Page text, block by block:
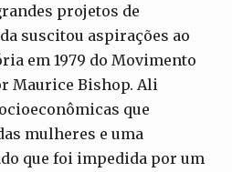
projetos de
suscitou aspirações ao
em 1979 do Movimento
Maurice Bishop. Ali
que
mulheres e uma
que foi impedida por um